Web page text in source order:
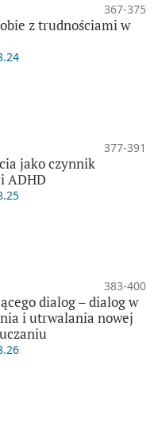
367-375
z trudnościami w
377-391
jako czynnik
ADHD
383-400
dialog – dialog w
i utrwalania nowej